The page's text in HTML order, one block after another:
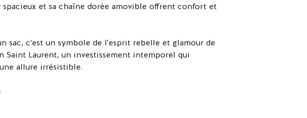
et sa chaîne dorée amovible offrent confort et
sac, c'est un symbole de l'esprit rebelle et glamour de
Saint Laurent, un investissement intemporel qui
allure irrésistible.